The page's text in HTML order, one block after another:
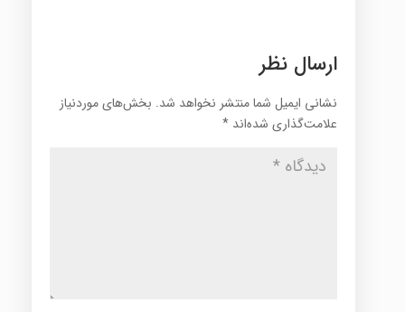
ارسال نظر
نشانی ایمیل شما منتشر نخواهد شد. بخش‌های موردنیاز
علامت‌گذاری شده‌اند *